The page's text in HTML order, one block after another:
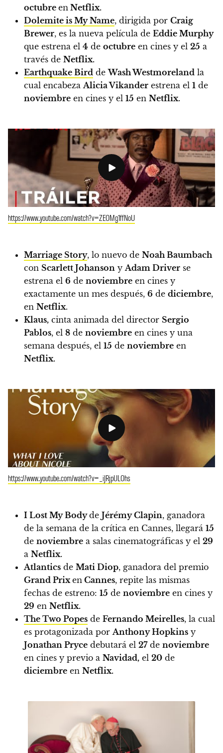
octubre en Netflix.
Dolemite is My Name, dirigida por Craig
Brewer, es la nueva película de Eddie Murphy
que estrena el 4 de octubre en cines y el 25 a
través de Netflix.
Earthquake Bird ​ deWash Westmoreland la
cual encabeza Alicia Vikander estrena el 1 de
noviembre en cines y el 15 en Netflix.
https://www.youtube.com/watch?v=ZEOMg1ffNoU
Marriage Story, lo nuevo de Noah Baumbach
con Scarlett Johanson y Adam Driver se
estrena el 6 de noviembre en cines y
exactamente un mes después, 6 de diciembre,
en Netflix.
Klaus, cinta animada del director Sergio
Pablos, el 8 de noviembre en cines y una
semana después, el 15 de noviembre en
Netflix.
https://www.youtube.com/watch?v=_iJRjpULOhs
I Lost My Bodyde Jérémy Clapin, ganadora
de la semana de la crítica en Cannes, llegará 15
de noviembre a salas cinematográficas y el 29
a Netflix.
Atlantics de Mati Diop, ganadora del premio
Grand Prix en Cannes, repite las mismas
fechas de estreno: 15 de noviembre en cines y
29 en Netflix.
The Two Popes de Fernando Meirelles, la cual
es protagonizada por Anthony Hopkins y
Jonathan Pryce debutará el 27de noviembre
en cines y previo a Navidad, el 20 de
diciembre en Netflix.